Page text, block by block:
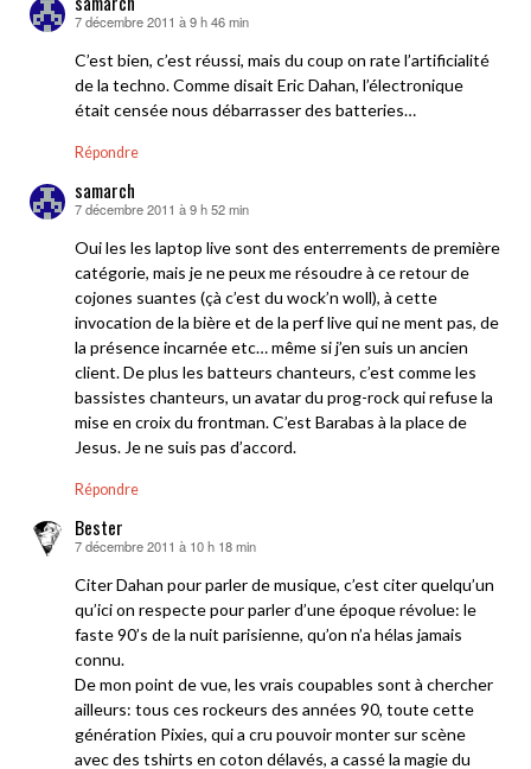
dit :
7 décembre 2011 à 9 h 46 min
C’est bien, c’est réussi, mais du coup on rate l’artificialité
de la techno. Comme disait Eric Dahan, l’électronique
était censée nous débarrasser des batteries…
Répondre
samarch
dit :
7 décembre 2011 à 9 h 52 min
Oui les les laptop live sont des enterrements de première
catégorie, mais je ne peux me résoudre à ce retour de
cojones suantes (çà c’est du wock’n woll), à cette
invocation de la bière et de la perf live qui ne ment pas, de
la présence incarnée etc… même si j’en suis un ancien
client. De plus les batteurs chanteurs, c’est comme les
bassistes chanteurs, un avatar du prog-rock qui refuse la
mise en croix du frontman. C’est Barabas à la place de
Jesus. Je ne suis pas d’accord.
Répondre
Bester
dit :
7 décembre 2011 à 10 h 18 min
Citer Dahan pour parler de musique, c’est citer quelqu’un
qu’ici on respecte pour parler d’une époque révolue: le
faste 90’s de la nuit parisienne, qu’on n’a hélas jamais
connu.
De mon point de vue, les vrais coupables sont à chercher
ailleurs: tous ces rockeurs des années 90, toute cette
génération Pixies, qui a cru pouvoir monter sur scène
avec des tshirts en coton délavés, a cassé la magie du